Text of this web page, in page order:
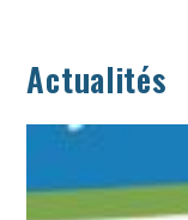
Actualités